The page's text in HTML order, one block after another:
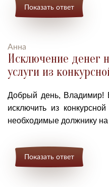
Показать ответ
Анна
Исключение денег
услуги из
Добрый день, Владимир!
исключить из
необходимые должнику на
Показать ответ